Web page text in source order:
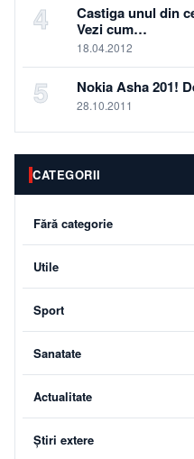
4
Castiga unul din
Vezi cum…
18.04.2012
5 Nokia Asha 201!
28.10.2011
CATEGORII
Fără categorie
Utile
Sport
Sanatate
Actualitate
Știri extere